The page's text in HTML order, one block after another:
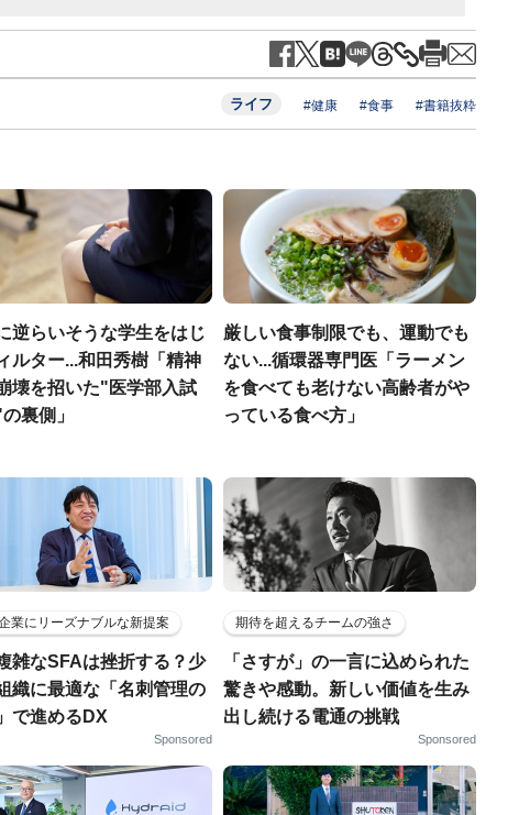
ライフ #健康 #食事 #書籍抜粋
逆らいそうな学生をはじ
ルター...和田秀樹「精神
壊を招いた"医学部入試
裏側」
厳しい食事制限でも、運動でも
ない...循環器専門医「ラーメン
を食べても老けない高齢者がや
っている食べ方」
業にリーズナブルな新提案
雑なSFAは挫折する？少
織に最適な「名刺管理の
で進めるDX
Sponsored
期待を超えるチームの強さ
「さすが」の一言に込められた
驚きや感動。新しい価値を生み
出し続ける電通の挑戦
Sponsored